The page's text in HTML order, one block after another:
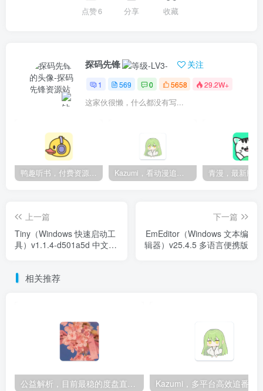
点赞6 分享 收藏
探码先锋 关注
1 569 0 5658 29.2W+
这家伙很懒，什么都没有写...
鸭趣听书，付费资源无限制，内置多书源 Kazumi，看动漫追番的神器，纯净无广
上一篇
Tiny（Windows 快速启动工
具）v1.1.4-d501a5d 中文绿
下一篇
EmEditor（Windows 文本编
辑器）v25.4.5 多语言便携版
相关推荐
公益解析，目前最稳的度盘直链解析站 Kazumi，多平台高效追番软